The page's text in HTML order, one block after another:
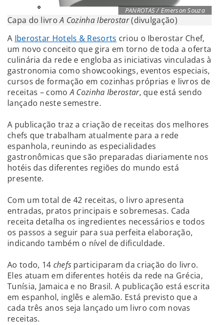
PANROTAS / Emerson Souza
Capa do livroA Cozinha Iberostar(divulgação)
A Iberostar Hotels & Resorts criou o Iberostar Chef,
um novo conceito que gira em torno de toda a oferta
culinária da rede e engloba as iniciativas vinculadas à
gastronomia como showcookings, eventos especiais,
cursos de formação em cozinhas próprias e livros de
receitas – comoA Cozinha Iberostar, que está sendo
lançado neste semestre.
A publicação traz a criação de receitas dos melhores
chefs que trabalham atualmente para a rede
espanhola, reunindo as especialidades
gastronômicas que são preparadas diariamente nos
hotéis das diferentes regiões do mundo está
presente.
Com um total de 42 receitas, o livro apresenta
entradas, pratos principais e sobremesas. Cada
receita detalha os ingredientes necessários e todos
os passos a seguir para sua perfeita elaboração,
indicando também o nível de dificuldade.
Ao todo, 14 chefs participaram da criação do livro.
Eles atuam em diferentes hotéis da rede na Grécia,
Tunísia, Jamaica e no Brasil. A publicação está escrita
em espanhol, inglês e alemão. Está previsto que a
cada três anos seja lançado um livro com novas
receitas.